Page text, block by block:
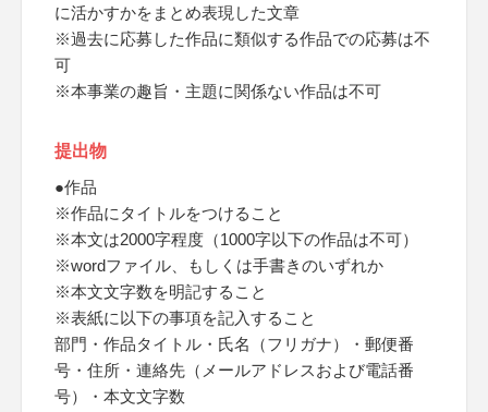
に活かすかをまとめ表現した文章
※過去に応募した作品に類似する作品での応募は不
可
※本事業の趣旨・主題に関係ない作品は不可
提出物
●作品
※作品にタイトルをつけること
※本文は2000字程度（1000字以下の作品は不可）
※wordファイル、もしくは手書きのいずれか
※本文文字数を明記すること
※表紙に以下の事項を記入すること
部門・作品タイトル・氏名（フリガナ）・郵便番
号・住所・連絡先（メールアドレスおよび電話番
号）・本文文字数